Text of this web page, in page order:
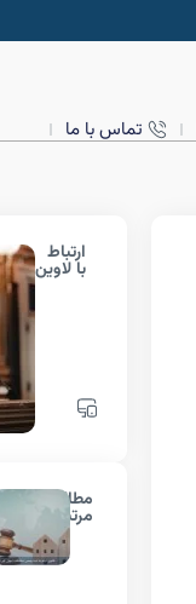
تماس با ما
ارتباط
با لاوین
مطالب
مرتبط